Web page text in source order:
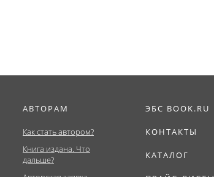
АВТОРАМ
Как стать автором?
Книга издана. Что
дальше?
ЭБС BOOK.RU
КОНТАКТЫ
КАТАЛОГ